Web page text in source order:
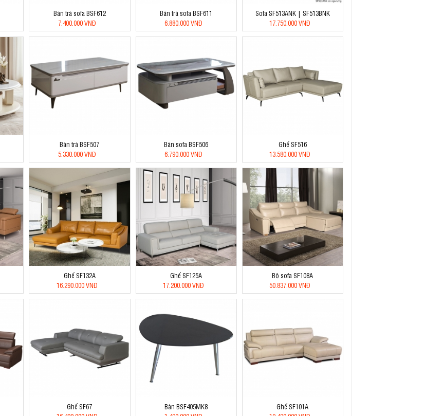
Bàn trà sofa BSF612
7.400.000 VNĐ
Bàn trà sofa BSF611
6.880.000 VNĐ
Sofa SF513ANK | SF513BNK
17.750.000 VNĐ
Bàn trà BSF507
5.330.000 VNĐ
Bàn sofa BSF506
6.790.000 VNĐ
Ghế SF516
13.580.000 VNĐ
Ghế SF132A
16.290.000 VNĐ
Ghế SF125A
17.200.000 VNĐ
Bộ sofa SF108A
50.837.000 VNĐ
Ghế SF67
Bàn BSF405MK8
Ghế SF101A